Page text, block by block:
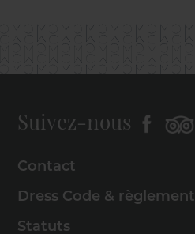
Suivez-nous
Contact
Dress Code & règlement
Statuts